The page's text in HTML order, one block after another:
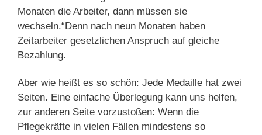
Monaten die Arbeiter, dann müssen sie
wechseln.“Denn nach neun Monaten haben
Zeitarbeiter gesetzlichen Anspruch auf gleiche
Bezahlung.
Aber wie heißt es so schön: Jede Medaille hat zwei
Seiten. Eine einfache Überlegung kann uns helfen,
zur anderen Seite vorzustoßen: Wenn die
Pflegekräfte in vielen Fällen mindestens so